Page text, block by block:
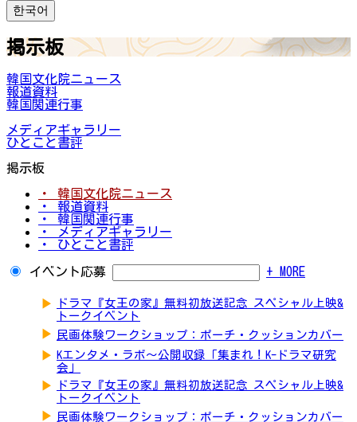
한국어
掲示板
韓国文化院ニュース
報道資料
韓国関連行事
メディアギャラリー
ひとこと書評
掲示板
・ 韓国文化院ニュース
・ 報道資料
・ 韓国関連行事
・ メディアギャラリー
・ ひとこと書評
イベント応募 + MORE
▶
ドラマ『女王の家』無料初放送記念 スペシャル上映&
トークイベント
▶ 民画体験ワークショップ：ポーチ・クッションカバー
▶ Kエンタメ・ラボ～公開収録「集まれ！K-ドラマ研究
会」
▶
ドラマ『女王の家』無料初放送記念 スペシャル上映&
トークイベント
▶ 民画体験ワークショップ：ポーチ・クッションカバー